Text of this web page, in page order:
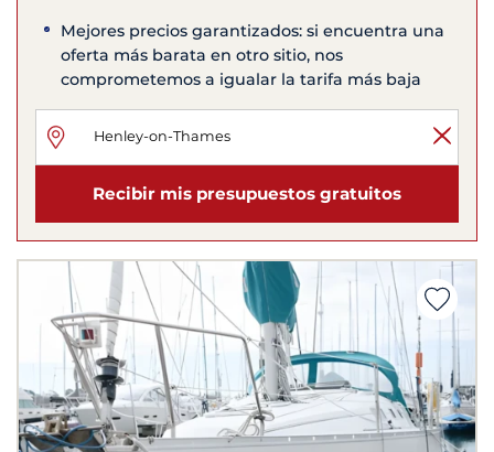
Mejores precios garantizados: si encuentra una
oferta más barata en otro sitio, nos
comprometemos a igualar la tarifa más baja
Recibir mis presupuestos gratuitos